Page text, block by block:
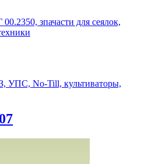
зпачасти для сеялок,
УПС, No-Till, культиваторы,